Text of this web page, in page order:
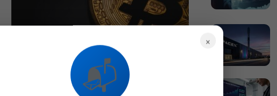
cosas para tener en cuenta esta semana en
5 DE ENERO DE 2021 570
×
📬